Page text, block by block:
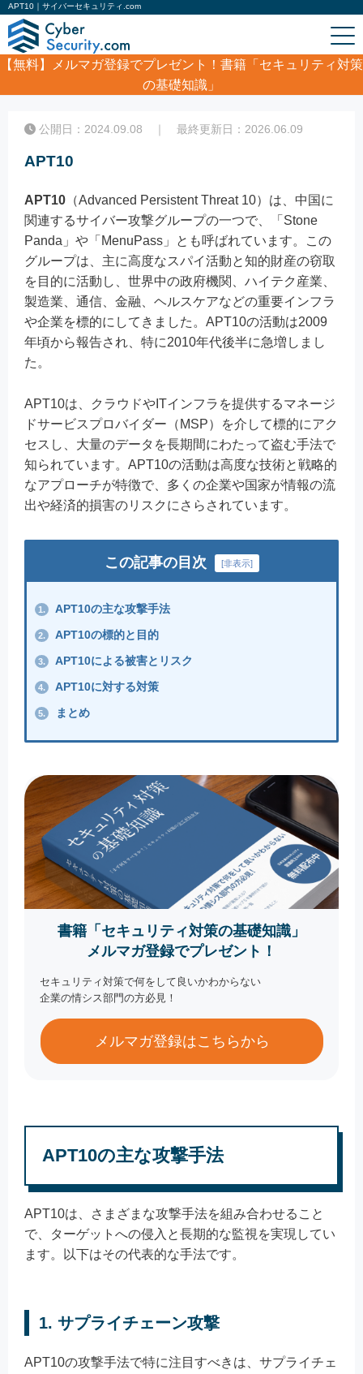
APT10｜サイバーセキュリティ.com
【無料】
メルマガ登録でプレゼント！書籍「セキュリティ対策
の基礎知識」
APT10
公開日：2024.09.08 ｜ 最終更新日：2026.06.09
APT10
APT10 （Advanced Persistent Threat 10）は、中国に
関連するサイバー攻撃グループの一つで、「Stone
Panda」や「MenuPass」とも呼ばれています。この
グループは、主に高度なスパイ活動と知的財産の窃取
を目的に活動し、世界中の政府機関、ハイテク産業、
製造業、通信、金融、ヘルスケアなどの重要インフラ
や企業を標的にしてきました。APT10の活動は2009
年頃から報告され、特に2010年代後半に急増しまし
た。
APT10は、クラウドやITインフラを提供するマネージ
ドサービスプロバイダー（MSP）を介して標的にアク
セスし、大量のデータを長期間にわたって盗む手法で
知られています。APT10の活動は高度な技術と戦略的
なアプローチが特徴で、多くの企業や国家が情報の流
出や経済的損害のリスクにさらされています。
この記事の目次 [非表示]
1. APT10の主な攻撃手法
2. APT10の標的と目的
3. APT10による被害とリスク
4. APT10に対する対策
5. まとめ
書籍「セキュリティ対策の基礎知識」
メルマガ登録でプレゼント！
セキュリティ対策で何をして良いかわからない
企業の情シス部門の方必見！
メルマガ登録はこちらから
APT10の主な攻撃手法
APT10は、さまざまな攻撃手法を組み合わせること
で、ターゲットへの侵入と長期的な監視を実現してい
ます。以下はその代表的な手法です。
1. サプライチェーン攻撃
APT10の攻撃手法で特に注目すべきは、サプライチェ